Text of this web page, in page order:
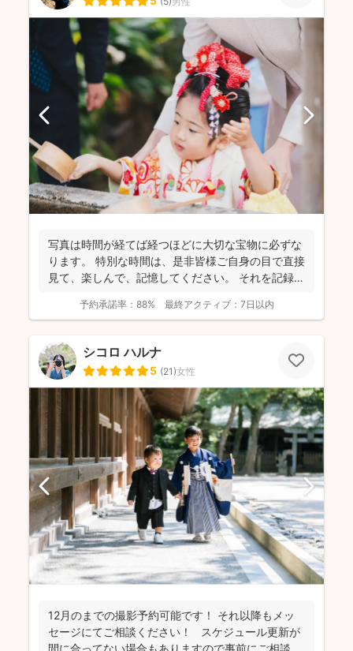
写真は時間が経てば経つほどに大切な宝物に必ずな
ります。 特別な時間は、是非皆様ご自身の目で直接
見て、楽しんで、記憶してください。 それを記録す
予約承諾率： 88% 最終アクティブ： 7日以内
シコロ ハルナ
5 (21)女性
12月のまでの撮影予約可能です！ それ以降もメッ
セージにてご相談ください！ スケジュール更新が
間に合ってない場合もありますので事前にご相談く